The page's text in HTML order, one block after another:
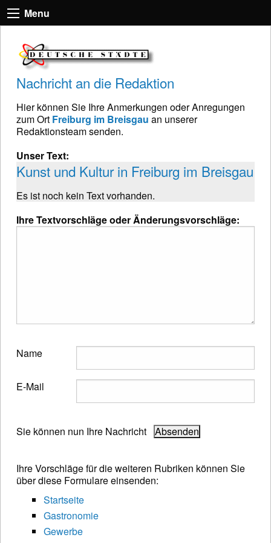
Menu
Nachricht an die Redaktion
Hier können Sie Ihre Anmerkungen oder Anregungen
zum Ort Freiburg im Breisgau an unserer
Redaktionsteam senden.
Unser Text:
Kunst und Kultur in Freiburg im Breisgau
Es ist noch kein Text vorhanden.
Ihre Textvorschläge oder Änderungsvorschläge:
Name
E-Mail
Sie können nun Ihre Nachricht
Ihre Vorschläge für die weiteren Rubriken können Sie
über diese Formulare einsenden:
Startseite
Gastronomie
Gewerbe